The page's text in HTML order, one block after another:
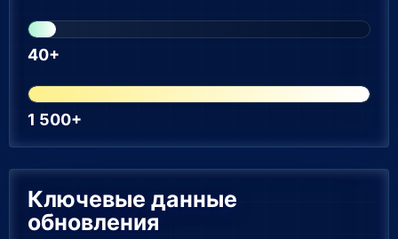
40+
1 500+
Ключевые данные
обновления